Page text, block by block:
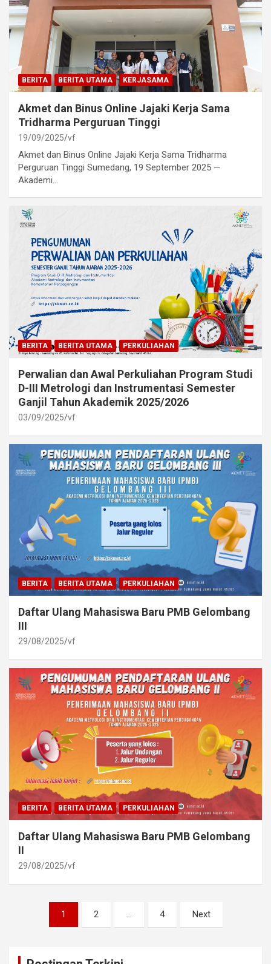
BERITA BERITA UTAMA KERJASAMA
Akmet dan Binus Online Jajaki Kerja Sama
Tridharma Perguruan Tinggi
19/09/2025 vf
Akmet dan Binus Online Jajaki Kerja Sama Tridharma
Perguruan Tinggi Sumedang, 19 September 2025 —
Akademi…
BERITA BERITA UTAMA PERKULIAHAN
Perwalian dan Awal Perkuliahan Program Studi
D-III Metrologi dan Instrumentasi Semester
Ganjil Tahun Akademik 2025/2026
03/09/2025 vf
BERITA BERITA UTAMA PERKULIAHAN
Daftar Ulang Mahasiswa Baru PMB Gelombang
III
29/08/2025 vf
BERITA BERITA UTAMA PERKULIAHAN
Daftar Ulang Mahasiswa Baru PMB Gelombang
II
29/08/2025 vf
pagination
1 2 … 4 Next